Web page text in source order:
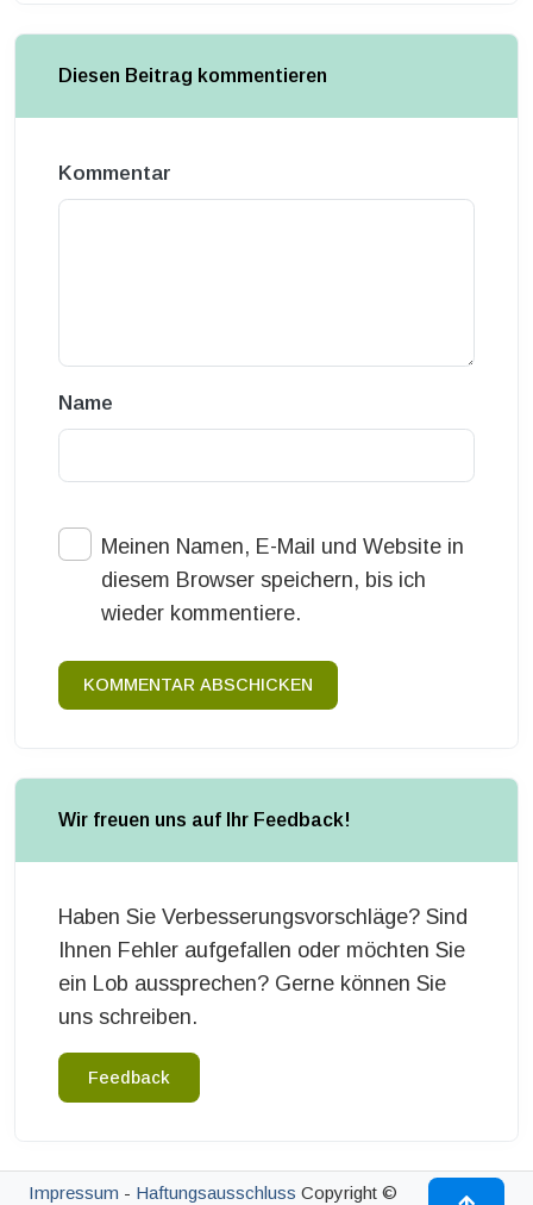
Diesen Beitrag kommentieren
Kommentar
Name
Meinen Namen, E-Mail und Website in
diesem Browser speichern, bis ich
wieder kommentiere.
KOMMENTAR ABSCHICKEN
Wir freuen uns auf Ihr Feedback!
Haben Sie Verbesserungsvorschläge? Sind
Ihnen Fehler aufgefallen oder möchten Sie
ein Lob aussprechen? Gerne können Sie
uns schreiben.
Feedback
Impressum - Haftungsausschluss Copyright ©